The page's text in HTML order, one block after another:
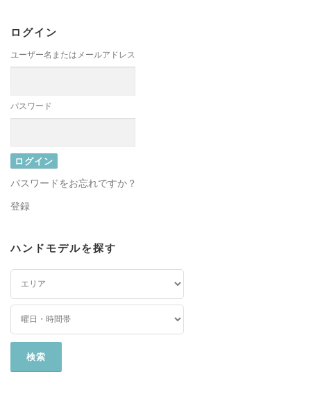
ログイン
ユーザー名またはメールアドレス
パスワード
パスワードをお忘れですか？
登録
ハンドモデルを探す